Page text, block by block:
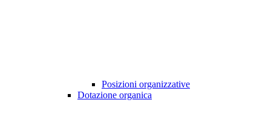
Posizioni organizzative
Dotazione organica